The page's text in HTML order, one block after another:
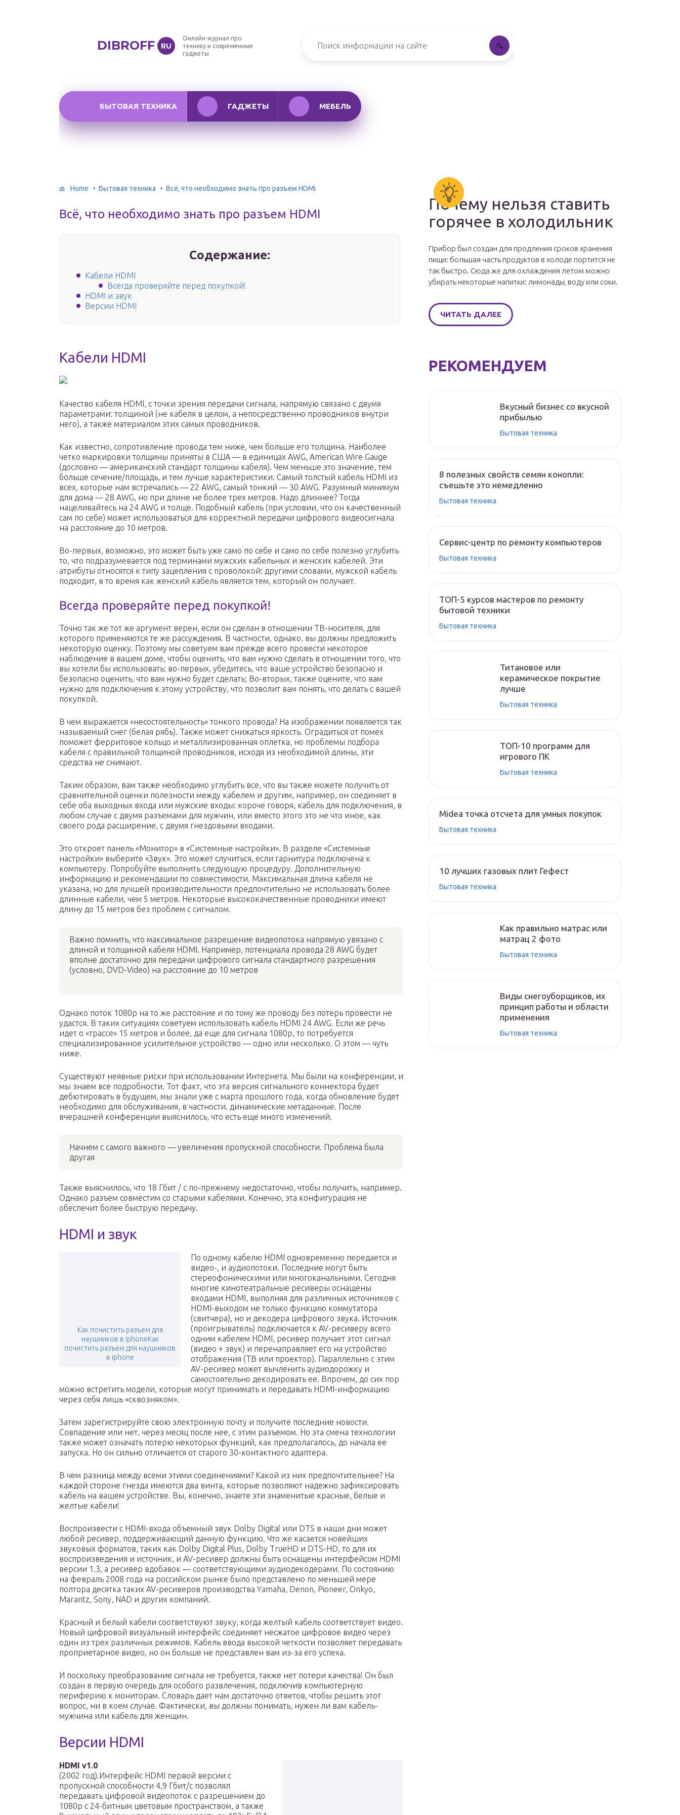
DIBROFF RU
Онлайн-журнал про
технику и современные
гаджеты
БЫТОВАЯ ТЕХНИКА ГАДЖЕТЫ МЕБЕЛЬ
Home Бытовая техника Всё, что необходимо знать про разъем HDMI
Всё, что необходимо знать про разъем HDMI
Содержание:
Кабели HDMI
Всегда проверяйте перед покупкой!
HDMI и звук
Версии HDMI
Кабели HDMI
Качество кабеля HDMI, с точки зрения передачи сигнала, напрямую связано с двумя
параметрами: толщиной (не кабеля в целом, а непосредственно проводников внутри
него), а также материалом этих самых проводников.
Как известно, сопротивление провода тем ниже, чем больше его толщина. Наиболее
четко маркировки толщины приняты в США — в единицах AWG, American Wire Gauge
(дословно — американский стандарт толщины кабеля). Чем меньше это значение, тем
больше сечение/площадь, и тем лучше характеристики. Самый толстый кабель HDMI из
всех, которые нам встречались — 22 AWG, самый тонкий — 30 AWG. Разумный минимум
для дома — 28 AWG, но при длине не более трех метров. Надо длиннее? Тогда
нацеливайтесь на 24 AWG и толще. Подобный кабель (при условии, что он качественный
сам по себе) может использоваться для корректной передачи цифрового видеосигнала
на расстояние до 10 метров.
Во-первых, возможно, это может быть уже само по себе и само по себе полезно углубить
то, что подразумевается под терминами мужских кабельных и женских кабелей. Эти
атрибуты относятся к типу зацепления с проволокой: другими словами, мужской кабель
подходит, в то время как женский кабель является тем, который он получает.
Всегда проверяйте перед покупкой!
Точно так же тот же аргумент верен, если он сделан в отношении ТВ-носителя, для
которого применяются те же рассуждения. В частности, однако, вы должны предложить
некоторую оценку. Поэтому мы советуем вам прежде всего провести некоторое
наблюдение в вашем доме, чтобы оценить, что вам нужно сделать в отношении того, что
вы хотели бы использовать: во-первых, убедитесь, что ваше устройство безопасно и
безопасно оценить, что вам нужно будет сделать; Во-вторых, также оцените, что вам
нужно для подключения к этому устройству, что позволит вам понять, что делать с вашей
покупкой.
В чем выражается «несостоятельность» тонкого провода? На изображении появляется так
называемый снег (белая рябь). Также может снижаться яркость. Оградиться от помех
поможет ферритовое кольцо и металлизированная оплетка, но проблемы подбора
кабеля с правильной толщиной проводников, исходя из необходимой длины, эти
средства не снимают.
Таким образом, вам также необходимо углубить все, что вы также можете получить от
сравнительной оценки полезности между кабелем и другим, например, он соединяет в
себе оба выходных входа или мужские входы: короче говоря, кабель для подключения, в
любом случае с двумя разъемами для мужчин, или вместо этого это не что иное, как
своего рода расширение, с двумя гнездовыми входами.
Это откроет панель «Монитор» в «Системные настройки». В разделе «Системные
настройки» выберите «Звук». Это может случиться, если гарнитура подключена к
компьютеру. Попробуйте выполнить следующую процедуру. Дополнительную
информацию и рекомендации по совместимости. Максимальная длина кабеля не
указана, но для лучшей производительности предпочтительно не использовать более
длинные кабели, чем 5 метров. Некоторые высококачественные проводники имеют
длину до 15 метров без проблем с сигналом.
Важно помнить, что максимальное разрешение видеопотока напрямую увязано с
длиной и толщиной кабеля HDMI. Например, потенциала провода 28 AWG будет
вполне достаточно для передачи цифрового сигнала стандартного разрешения
(условно, DVD-Video) на расстояние до 10 метров
Однако поток 1080p на то же расстояние и по тому же проводу без потерь провести не
удастся. В таких ситуациях советуем использовать кабель HDMI 24 AWG. Если же речь
идет о «трассе» 15 метров и более, да еще для сигнала 1080p, то потребуется
специализированное усилительное устройство — одно или несколько. О этом — чуть
ниже.
Существуют неявные риски при использовании Интернета. Мы были на конференции, и
мы знаем все подробности. Тот факт, что эта версия сигнального коннектора будет
дебютировать в будущем, мы знали уже с марта прошлого года, когда обновление будет
необходимо для обслуживания, в частности. динамические метаданные. После
вчерашней конференции выяснилось, что есть еще много изменений.
Начнем с самого важного — увеличения пропускной способности. Проблема была
другая
Также выяснилось, что 18 Гбит / с по-прежнему недостаточно, чтобы получить, например.
Однако разъем совместим со старыми кабелями. Конечно, эта конфигурация не
обеспечит более быструю передачу.
HDMI и звук
Как почистить разъем для
наушников в iphoneКак
почистить разъем для наушников
в iphone
По одному кабелю HDMI одновременно передается и
видео-, и аудиопотоки. Последние могут быть
стереофоническими или многоканальными. Сегодня
многие кинотеатральные ресиверы оснащены
входами HDMI, выполняя для различных источников с
HDMI-выходом не только функцию коммутатора
(свитчера), но и декодера цифрового звука. Источник
(проигрыватель) подключается к AV-ресиверу всего
одним кабелем HDMI, ресивер получает этот сигнал
(видео + звук) и перенаправляет его на устройство
отображения (ТВ или проектор). Параллельно с этим
AV-ресивер может вычленить аудиодорожку и
самостоятельно декодировать ее. Впрочем, до сих пор
можно встретить модели, которые могут принимать и передавать HDMI-информацию
через себя лишь «сквозняком».
Затем зарегистрируйте свою электронную почту и получите последние новости.
Совпадение или нет, через месяц после нее, с этим разъемом. Но эта смена технологии
также может означать потерю некоторых функций, как предполагалось, до начала ее
запуска. Но он сильно отличается от старого 30-контактного адаптера.
В чем разница между всеми этими соединениями? Какой из них предпочтительнее? На
каждой стороне гнезда имеются два винта, которые позволяют надежно зафиксировать
кабель на вашем устройстве. Вы, конечно, знаете эти знаменитые красные, белые и
желтые кабели!
Воспроизвести с HDMI-входа объемный звук Dolby Digital или DTS в наши дни может
любой ресивер, поддерживающий данную функцию. Что же касается новейших
звуковых форматов, таких как Dolby Digital Plus, Dolby TrueHD и DTS-HD, то для их
воспроизведения и источник, и AV-ресивер должны быть оснащены интерфейсом HDMI
версии 1.3, а ресивер вдобавок — соответствующими аудиодекодерами. По состоянию
на февраль 2008 года на российском рынке было представлено по меньшей мере
полтора десятка таких AV-ресиверов производства Yamaha, Denon, Pioneer, Onkyo,
Marantz, Sony, NAD и других компаний.
Красный и белый кабели соответствуют звуку, когда желтый кабель соответствует видео.
Новый цифровой визуальный интерфейс соединяет несжатое цифровое видео через
один из трех различных режимов. Кабель ввода высокой четкости позволяет передавать
проприетарное видео, но он больше не представлен вам из-за его успеха.
И поскольку преобразование сигнала не требуется, также нет потери качества! Он был
создан в первую очередь для особого развлечения, подключив компьютерную
периферию к мониторам. Словарь дает нам достаточно ответов, чтобы решить этот
вопрос, ни в коем случае. Фактически, вы должны понимать, нужен ли вам кабель-
мужчина или кабель для женщин.
Версии HDMI
HDMI v1.0
(2002 год).Интерфейс HDMI первой версии с
пропускной способности 4,9 Гбит/с позволял
передавать цифровой видеопоток с разрешением до
1080p с 24-битным цветовым пространством, а также
Почему нельзя ставить
горячее в холодильник
Прибор был создан для продления сроков хранения
пищи: большая часть продуктов в холоде портится не
так быстро. Сюда же для охлаждения летом можно
убирать некоторые напитки: лимонады, воду или соки.
ЧИТАТЬ ДАЛЕЕ
РЕКОМЕНДУЕМ
Вкусный бизнес со вкусной
прибылью
Бытовая техника
8 полезных свойств семян конопли:
съешьте это немедленно
Бытовая техника
Сервис-центр по ремонту компьютеров
Бытовая техника
ТОП-5 курсов мастеров по ремонту
бытовой техники
Бытовая техника
Титановое или
керамическое покрытие
лучше
Бытовая техника
ТОП-10 программ для
игрового ПК
Бытовая техника
Midea точка отсчета для умных покупок
Бытовая техника
10 лучших газовых плит Гефест
Бытовая техника
Как правильно матрас или
матрац 2 фото
Бытовая техника
Виды снегоуборщиков, их
принцип работы и области
применения
Бытовая техника